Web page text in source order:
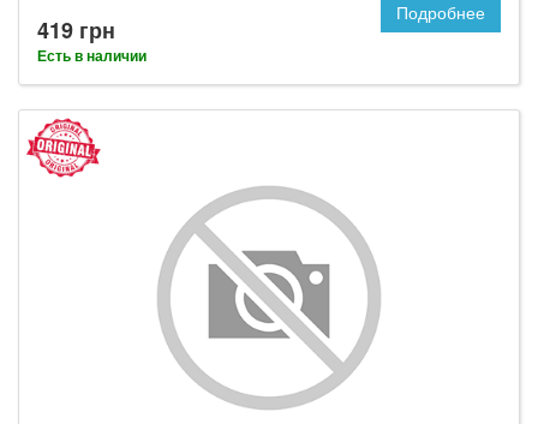
419 грн
Есть в наличии
Подробнее